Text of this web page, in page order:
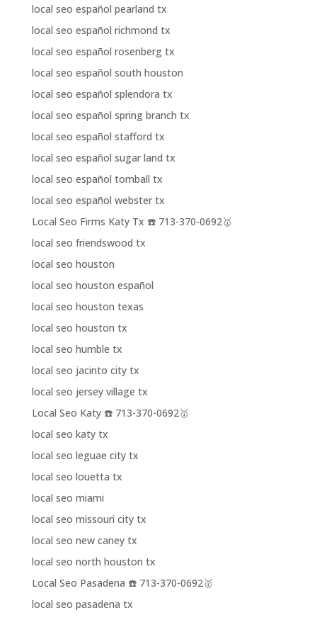
local seo español pearland tx
local seo español richmond tx
local seo español rosenberg tx
local seo español south houston
local seo español splendora tx
local seo español spring branch tx
local seo español stafford tx
local seo español sugar land tx
local seo español tomball tx
local seo español webster tx
Local Seo Firms Katy Tx ☎️ 713-370-0692🥇
local seo friendswood tx
local seo houston
local seo houston español
local seo houston texas
local seo houston tx
local seo humble tx
local seo jacinto city tx
local seo jersey village tx
Local Seo Katy ☎️ 713-370-0692🥇
local seo katy tx
local seo leguae city tx
local seo louetta tx
local seo miami
local seo missouri city tx
local seo new caney tx
local seo north houston tx
Local Seo Pasadena ☎️ 713-370-0692🥇
local seo pasadena tx